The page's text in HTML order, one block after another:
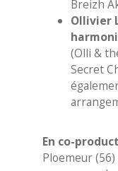
Breizh
Ollivier
(Olli &
Secret
En co-
Ploemeur